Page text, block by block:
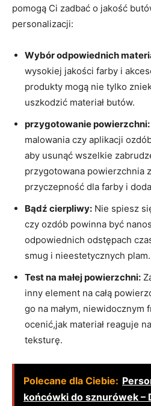
pomogą Ci zadbać o jakość
personalizacji:
Wybór odpowiednich
wysokiej jakości farby i
produkty mogą nie tylko
uszkodzić materiał butów.
przygotowanie powierzchni:
malowania czy aplikacji
aby usunąć wszelkie
przygotowana powierzchnia
przyczepność dla farby i
Bądź cierpliwy: Nie spiesz
czy ozdób powinna być
odpowiednich odstępach
smug i nieestetycznych plam.
Test na małej powierzchni:
inny element na całą
go na małym, niewidocznym
ocenić,jak materiał reaguje
teksturę.
Polecane dla Ciebie:
końcówki do sznurówek –